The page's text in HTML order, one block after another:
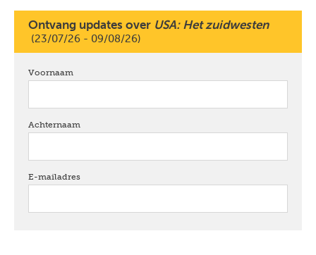
Ontvang updates over USA: Het zuidwesten
(23/07/26 - 09/08/26)
Voornaam
Achternaam
E-mailadres